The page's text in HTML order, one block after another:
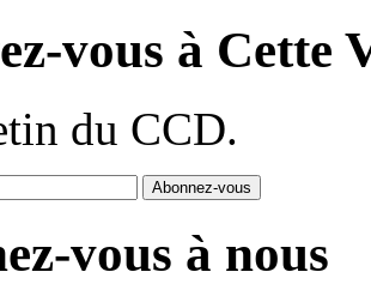
vous à Cette
du CCD.
vous à nous